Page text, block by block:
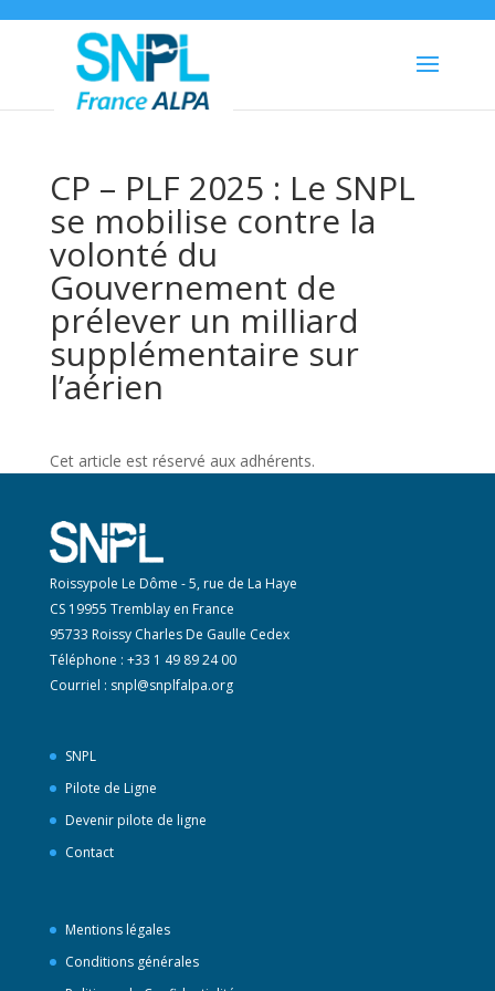
CP – PLF 2025 : Le SNPL
se mobilise contre la
volonté du
Gouvernement de
prélever un milliard
supplémentaire sur
l’aérien
Cet article est réservé aux adhérents.
Roissypole Le Dôme - 5, rue de La Haye
CS 19955 Tremblay en France
95733 Roissy Charles De Gaulle Cedex
Téléphone : +33 1 49 89 24 00
Courriel : snpl@snplfalpa.org
SNPL
Pilote de Ligne
Devenir pilote de ligne
Contact
Mentions légales
Conditions générales